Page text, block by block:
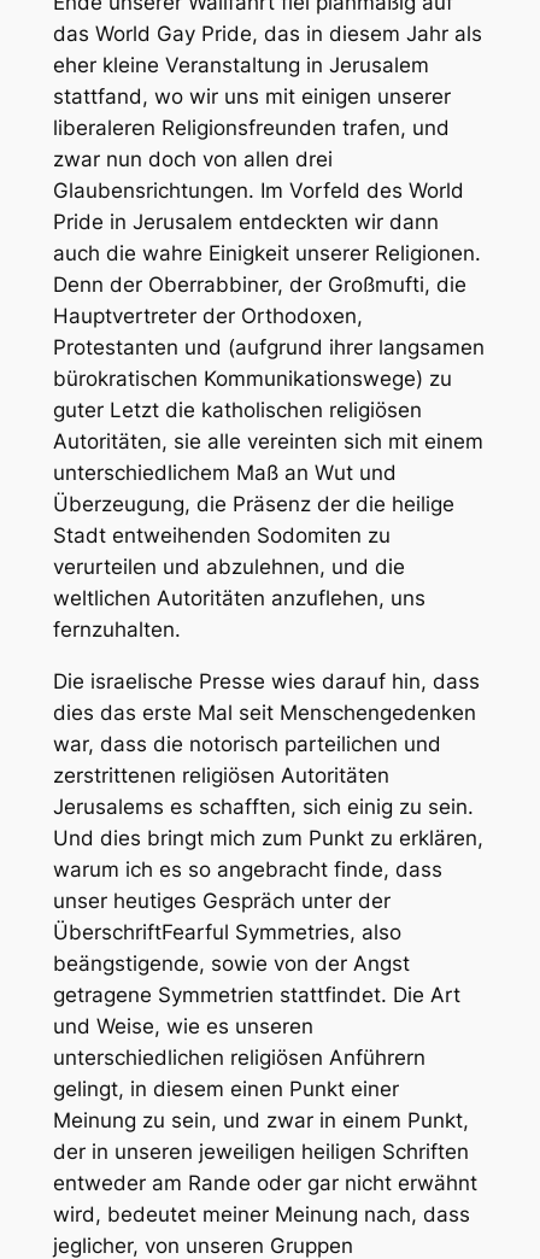
das World Gay Pride, das in diesem Jahr als
eher kleine Veranstaltung in Jerusalem
stattfand, wo wir uns mit einigen unserer
liberaleren Religionsfreunden trafen, und
zwar nun doch von allen drei
Glaubensrichtungen. Im Vorfeld des World
Pride in Jerusalem entdeckten wir dann
auch die wahre Einigkeit unserer Religionen.
Denn der Oberrabbiner, der Großmufti, die
Hauptvertreter der Orthodoxen,
Protestanten und (aufgrund ihrer langsamen
bürokratischen Kommunikationswege) zu
guter Letzt die katholischen religiösen
Autoritäten, sie alle vereinten sich mit einem
unterschiedlichem Maß an Wut und
Überzeugung, die Präsenz der die heilige
Stadt entweihenden Sodomiten zu
verurteilen und abzulehnen, und die
weltlichen Autoritäten anzuflehen, uns
fernzuhalten.
Die israelische Presse wies darauf hin, dass
dies das erste Mal seit Menschengedenken
war, dass die notorisch parteilichen und
zerstrittenen religiösen Autoritäten
Jerusalems es schafften, sich einig zu sein.
Und dies bringt mich zum Punkt zu erklären,
warum ich es so angebracht finde, dass
unser heutiges Gespräch unter der
ÜberschriftFearful Symmetries, also
beängstigende, sowie von der Angst
getragene Symmetrien stattfindet. Die Art
und Weise, wie es unseren
unterschiedlichen religiösen Anführern
gelingt, in diesem einen Punkt einer
Meinung zu sein, und zwar in einem Punkt,
der in unseren jeweiligen heiligen Schriften
entweder am Rande oder gar nicht erwähnt
wird, bedeutet meiner Meinung nach, dass
jeglicher, von unseren Gruppen